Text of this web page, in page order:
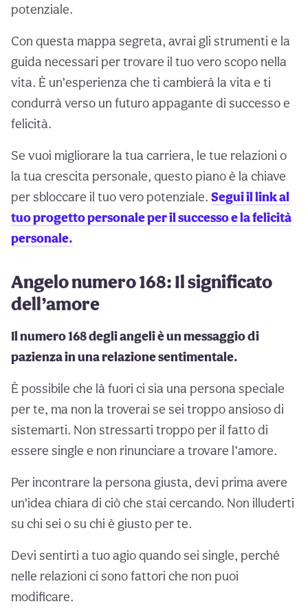
potenziale.
Con questa mappa segreta, avrai gli strumenti e la
guida necessari per trovare il tuo vero scopo nella
vita. È un’esperienza che ti cambierà la vita e ti
condurrà verso un futuro appagante di successo e
felicità.
Se vuoi migliorare la tua carriera, le tue relazioni o
la tua crescita personale, questo piano è la chiave
per sbloccare il tuo vero potenziale. Segui il link al
tuo progetto personale per il successo e la felicità
personale.
Angelo numero 168: Il significato
dell’amore
Il numero 168 degli angeli è un messaggio di
pazienza in una relazione sentimentale.
È possibile che là fuori ci sia una persona speciale
per te, ma non la troverai se sei troppo ansioso di
sistemarti. Non stressarti troppo per il fatto di
essere single e non rinunciare a trovare l’amore.
Per incontrare la persona giusta, devi prima avere
un’idea chiara di ciò che stai cercando. Non illuderti
su chi sei o su chi è giusto per te.
Devi sentirti a tuo agio quando sei single, perché
nelle relazioni ci sono fattori che non puoi
modificare.